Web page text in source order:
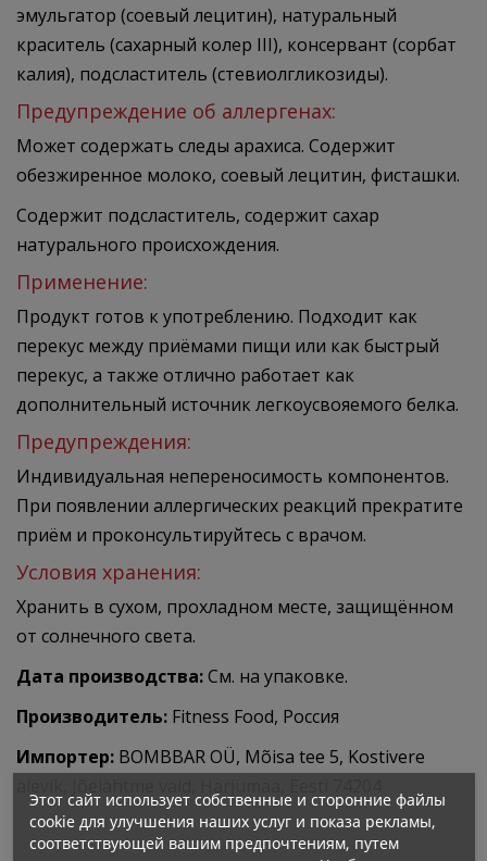
эмульгатор (соевый лецитин), натуральный
краситель (сахарный колер III), консервант (сорбат
калия), подсластитель (стевиолгликозиды).
Предупреждение об аллергенах:
Может содержать следы арахиса. Содержит
обезжиренное молоко, соевый лецитин, фисташки.
Содержит подсластитель, содержит сахар
натурального происхождения.
Применение:
Продукт готов к употреблению. Подходит как
перекус между приёмами пищи или как быстрый
перекус, а также отлично работает как
дополнительный источник легкоусвояемого белка.
Предупреждения:
Индивидуальная непереносимость компонентов.
При появлении аллергических реакций прекратите
приём и проконсультируйтесь с врачом.
Условия хранения:
Хранить в сухом, прохладном месте, защищённом
от солнечного света.
Дата производства:См. на упаковке.
Производитель: Fitness Food, Россия
Импортер: BOMBBAR OÜ, Mõisa tee 5, Kostivere
Этот сайт использует собственные и сторонние файлы
cookie для улучшения наших услуг и показа рекламы,
соответствующей вашим предпочтениям, путем